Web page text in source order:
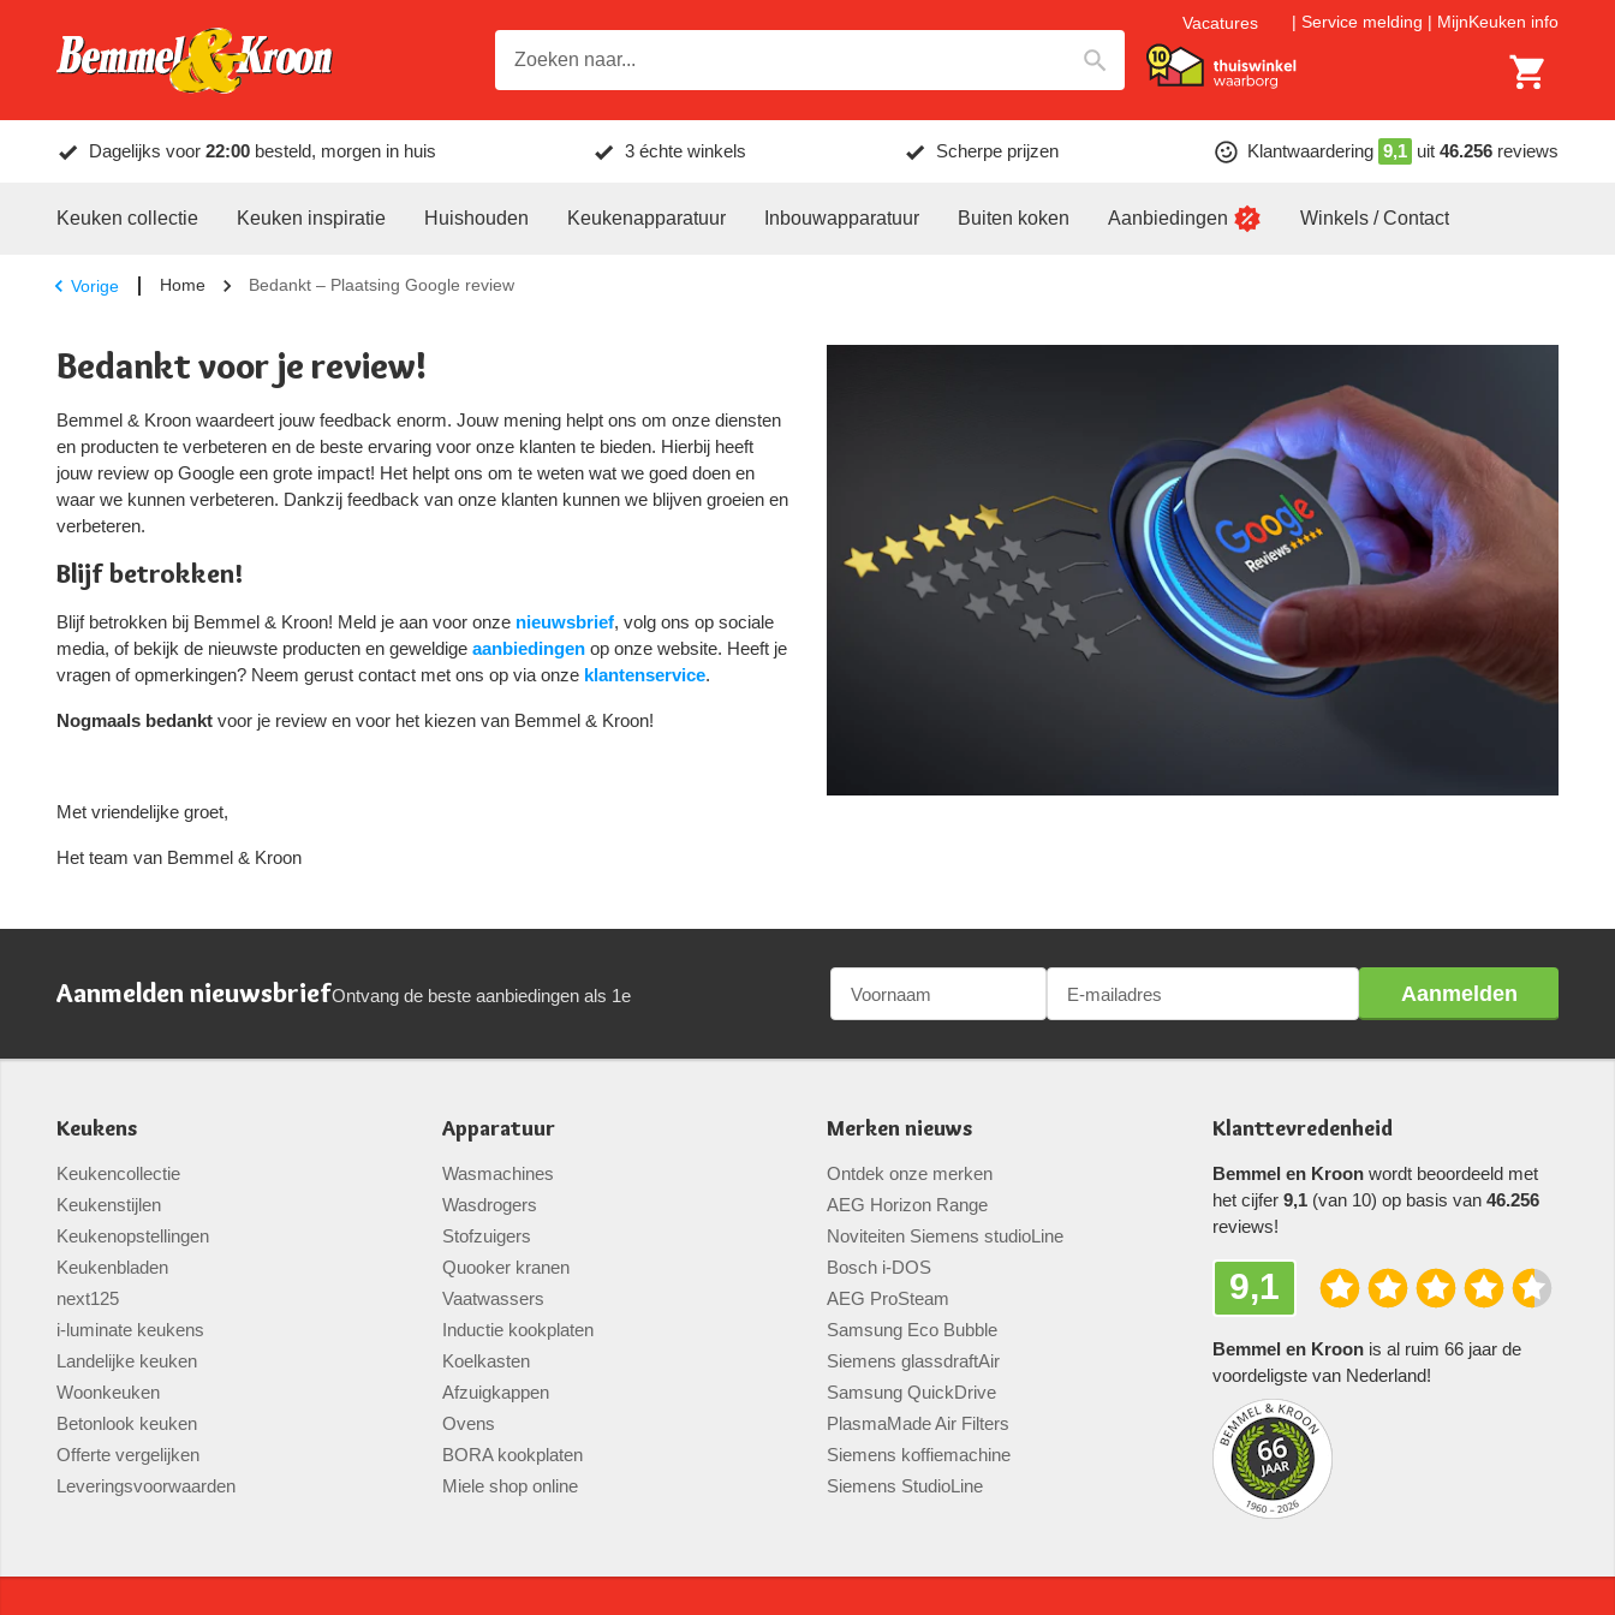
Vacatures Service melding MijnKeuken info
Dagelijks voor 22:00 besteld, morgen in huis 3 échte winkels Scherpe prijzen Klantwaardering 9,1 uit 46.256 reviews
Keuken collectie Keuken inspiratie Huishouden Keukenapparatuur Inbouwapparatuur Buiten koken Aanbiedingen Winkels / Contact
Vorige Home Bedankt – Plaatsing Google review
Bedankt voor je review!
Bemmel & Kroon waardeert jouw feedback enorm. Jouw mening helpt ons om onze diensten
en producten te verbeteren en de beste ervaring voor onze klanten te bieden. Hierbij heeft
jouw review op Google een grote impact! Het helpt ons om te weten wat we goed doen en
waar we kunnen verbeteren. Dankzij feedback van onze klanten kunnen we blijven groeien en
verbeteren.
Blijf betrokken!
Blijf betrokken bij Bemmel & Kroon! Meld je aan voor onze nieuwsbrief, volg ons op sociale
media, of bekijk de nieuwste producten en geweldige aanbiedingen op onze website. Heeft je
vragen of opmerkingen? Neem gerust contact met ons op via onze klantenservice.
Nogmaals bedankt voor je review en voor het kiezen van Bemmel & Kroon!
Met vriendelijke groet,
Het team van Bemmel & Kroon
Aanmelden nieuwsbriefOntvang de beste aanbiedingen als 1e Aanmelden
Keukens
Keukencollectie
Keukenstijlen
Keukenopstellingen
Keukenbladen
next125
i-luminate keukens
Landelijke keuken
Woonkeuken
Betonlook keuken
Offerte vergelijken
Leveringsvoorwaarden
Apparatuur
Wasmachines
Wasdrogers
Stofzuigers
Quooker kranen
Vaatwassers
Inductie kookplaten
Koelkasten
Afzuigkappen
Ovens
BORA kookplaten
Miele shop online
Merken nieuws
Ontdek onze merken
AEG Horizon Range
Noviteiten Siemens studioLine
Bosch i-DOS
AEG ProSteam
Samsung Eco Bubble
Siemens glassdraftAir
Samsung QuickDrive
PlasmaMade Air Filters
Siemens koffiemachine
Siemens StudioLine
Klanttevredenheid
Bemmel en Kroonwordt beoordeeld met
het cijfer 9,1(van 10) op basis van 46.256
reviews!
9,1
Bemmel en Kroonis al ruim 66 jaar de
voordeligste van Nederland!